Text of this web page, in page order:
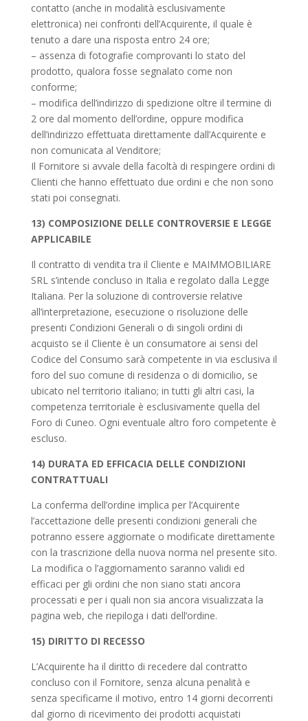
contatto (anche in modalità esclusivamente
elettronica) nei confronti dell’Acquirente, il quale è
tenuto a dare una risposta entro 24 ore;
– assenza di fotografie comprovanti lo stato del
prodotto, qualora fosse segnalato come non
conforme;
– modifica dell’indirizzo di spedizione oltre il termine di
2 ore dal momento dell’ordine, oppure modifica
dell’indirizzo effettuata direttamente dall’Acquirente e
non comunicata al Venditore;
Il Fornitore si avvale della facoltà di respingere ordini di
Clienti che hanno effettuato due ordini e che non sono
stati poi consegnati.
13) COMPOSIZIONE DELLE CONTROVERSIE E LEGGE
APPLICABILE
Il contratto di vendita tra il Cliente e MAIMMOBILIARE
SRL s’intende concluso in Italia e regolato dalla Legge
Italiana. Per la soluzione di controversie relative
all’interpretazione, esecuzione o risoluzione delle
presenti Condizioni Generali o di singoli ordini di
acquisto se il Cliente è un consumatore ai sensi del
Codice del Consumo sarà competente in via esclusiva il
foro del suo comune di residenza o di domicilio, se
ubicato nel territorio italiano; in tutti gli altri casi, la
competenza territoriale è esclusivamente quella del
Foro di Cuneo. Ogni eventuale altro foro competente è
escluso.
14) DURATA ED EFFICACIA DELLE CONDIZIONI
CONTRATTUALI
La conferma dell’ordine implica per l’Acquirente
l’accettazione delle presenti condizioni generali che
potranno essere aggiornate o modificate direttamente
con la trascrizione della nuova norma nel presente sito.
La modifica o l’aggiornamento saranno validi ed
efficaci per gli ordini che non siano stati ancora
processati e per i quali non sia ancora visualizzata la
pagina web, che riepiloga i dati dell’ordine.
15) DIRITTO DI RECESSO
L’Acquirente ha il diritto di recedere dal contratto
concluso con il Fornitore, senza alcuna penalità e
senza specificarne il motivo, entro 14 giorni decorrenti
dal giorno di ricevimento dei prodotti acquistati